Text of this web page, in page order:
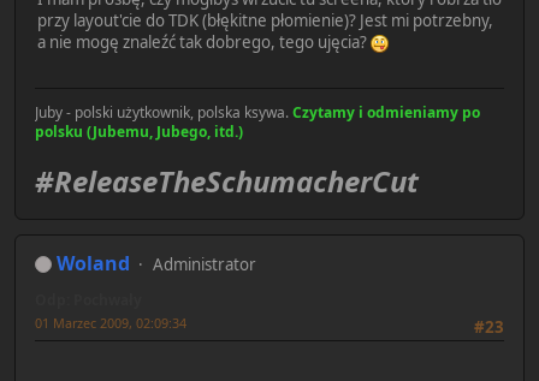
przy layout'cie do TDK (błękitne płomienie)? Jest mi potrzebny,
a nie mogę znaleźć tak dobrego, tego ujęcia?
Juby - polski użytkownik, polska ksywa.Czytamy i odmieniamy po
polsku (Jubemu, Jubego, itd.)
#ReleaseTheSchumacherCut
Woland Administrator
#23
01 Marzec 2009, 02:09:34